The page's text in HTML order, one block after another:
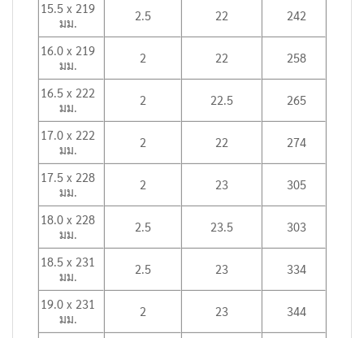
15.5 x 219
มม.
2.5 22 242
16.0 x 219
มม.
2 22 258
16.5 x 222
มม.
2 22.5 265
17.0 x 222
มม.
2 22 274
17.5 x 228
มม.
2 23 305
18.0 x 228
มม.
2.5 23.5 303
18.5 x 231
มม.
2.5 23 334
19.0 x 231
มม.
2 23 344